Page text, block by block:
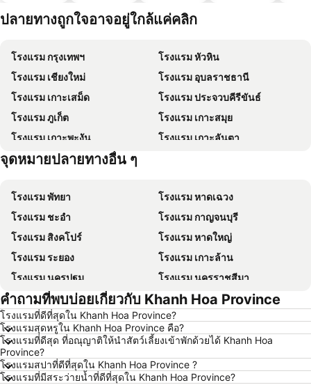
ปลายทางถูกใจอาจอยู่ใกล้แค่คลิก
โรงแรม กรุงเทพฯ
โรงแรม หัวหิน
โรงแรม เชียงใหม่
โรงแรม อุบลราชธานี
โรงแรม เกาะเสม็ด
โรงแรม ประจวบคีรีขันธ์
โรงแรม ภูเก็ต
โรงแรม เกาะสมุย
โรงแรม เกาะพะงัน
โรงแรม เกาะลันตา
โรงแรม เกาะฟุก๊ว
จุดหมายปลายทางอื่น ๆ
โรงแรม พัทยา
โรงแรม หาดเฉวง
โรงแรม ชะอำ
โรงแรม กาญจนบุรี
โรงแรม สิงคโปร์
โรงแรม หาดใหญ่
โรงแรม ระยอง
โรงแรม เกาะล้าน
โรงแรม นครปฐม
โรงแรม นครราชสีมา
โรงแรม ซินยี่
โรงแรม เขาหลัก
โรงแรม โตเกียว
โรงแรม อุดรธานี
โรงแรม ศรีราชา
โรงแรม กระบี่
โรงแรม นครนายก
โรงแรม นครพนม
โรงแรม เกาะหลีเป๊ะ
โรงแรม Schaffhausen
คำถามที่พบบ่อยเกี่ยวกับ Khanh Hoa Province
โรงแรมที่ดีที่สุดใน Khanh Hoa Province?
โรงแรมสุดหรูใน Khanh Hoa Province คือ?
โรงแรมที่ดีสุด ที่อณุญาติให้นำสัตว์เลี้ยงเข้าพักด้วยได้ Khanh Hoa
Province?
โรงแรมสปาที่ดีที่สุดใน Khanh Hoa Province ?
โรงแรมที่มีสระว่ายน้ำที่ดีที่สุดใน Khanh Hoa Province?